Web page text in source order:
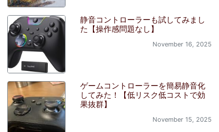
静音コントローラーも試してみまし
た【操作感問題なし】
November 16, 2025
ゲームコントローラーを簡易静音化
してみた！【低リスク低コストで効
果抜群】
November 15, 2025